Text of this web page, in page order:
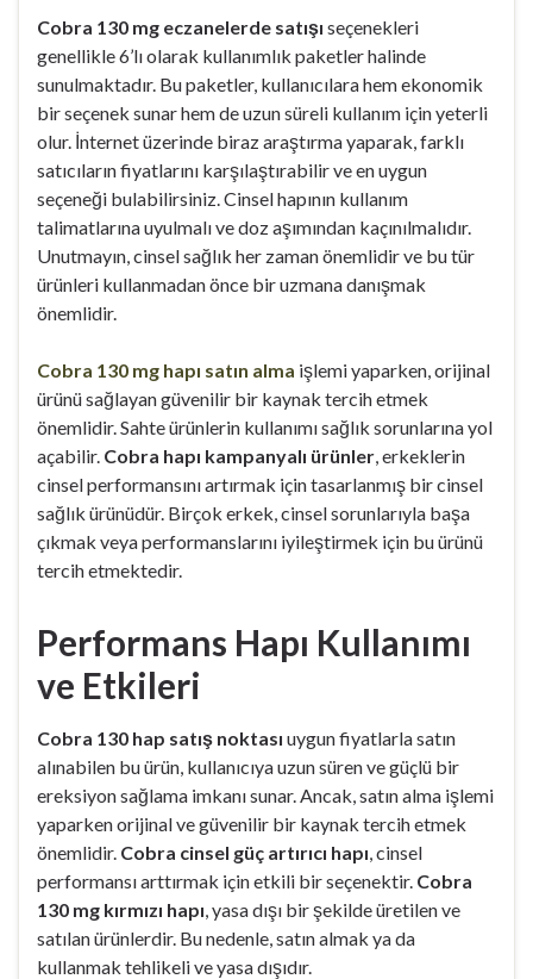
Cobra 130 mg eczanelerde satışı seçenekleri
genellikle 6’lı olarak kullanımlık paketler halinde
sunulmaktadır. Bu paketler, kullanıcılara hem ekonomik
bir seçenek sunar hem de uzun süreli kullanım için yeterli
olur. İnternet üzerinde biraz araştırma yaparak, farklı
satıcıların fiyatlarını karşılaştırabilir ve en uygun
seçeneği bulabilirsiniz. Cinsel hapının kullanım
talimatlarına uyulmalı ve doz aşımından kaçınılmalıdır.
Unutmayın, cinsel sağlık her zaman önemlidir ve bu tür
ürünleri kullanmadan önce bir uzmana danışmak
önemlidir.
Cobra 130 mg hapı satın alma işlemi yaparken, orijinal
ürünü sağlayan güvenilir bir kaynak tercih etmek
önemlidir. Sahte ürünlerin kullanımı sağlık sorunlarına yol
açabilir. Cobra hapı kampanyalı ürünler , erkeklerin
cinsel performansını artırmak için tasarlanmış bir cinsel
sağlık ürünüdür. Birçok erkek, cinsel sorunlarıyla başa
çıkmak veya performanslarını iyileştirmek için bu ürünü
tercih etmektedir.
Performans Hapı Kullanımı
ve Etkileri
Cobra 130 hap satış noktası uygun fiyatlarla satın
alınabilen bu ürün, kullanıcıya uzun süren ve güçlü bir
ereksiyon sağlama imkanı sunar. Ancak, satın alma işlemi
yaparken orijinal ve güvenilir bir kaynak tercih etmek
önemlidir. Cobra cinsel güç artırıcı hapı , cinsel
performansı arttırmak için etkili bir seçenektir. Cobra
130 mg kırmızı hapı , yasa dışı bir şekilde üretilen ve
satılan ürünlerdir. Bu nedenle, satın almak ya da
kullanmak tehlikeli ve yasa dışıdır.